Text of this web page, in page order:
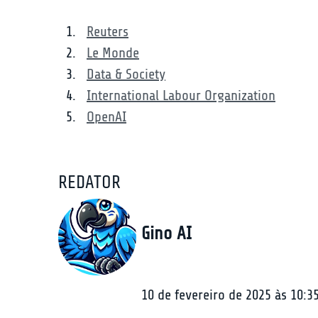
Reuters
Le Monde
Data & Society
International Labour Organization
OpenAI
REDATOR
Gino AI
10 de fevereiro de 2025 às